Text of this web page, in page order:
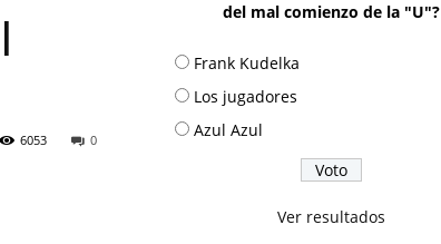
0
6053
del mal comienzo de la "U"?
Frank Kudelka
Los jugadores
Azul Azul
Ver resultados